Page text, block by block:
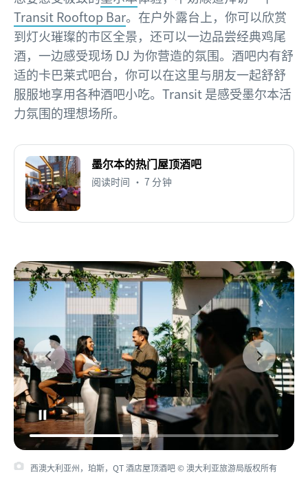
Transit Rooftop Bar。在户外露台上，你可以欣赏
到灯火璀璨的市区全景，还可以一边品尝经典鸡尾
酒，一边感受现场 DJ 为你营造的氛围。酒吧内有舒
适的卡巴莱式吧台，你可以在这里与朋友一起舒舒
服服地享用各种酒吧小吃。Transit 是感受墨尔本活
力氛围的理想场所。
墨尔本的热门屋顶酒吧
阅读时间 • 7 分钟
西澳大利亚州，珀斯，QT 酒店屋顶酒吧 © 澳大利亚旅游局版权所有